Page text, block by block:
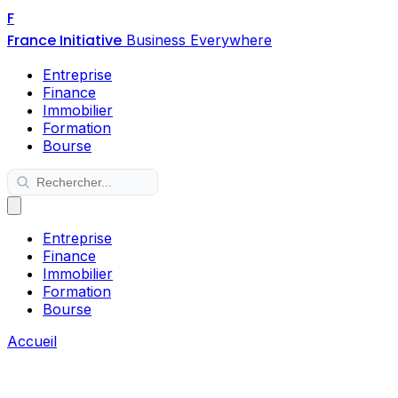
F
France Initiative Business Everywhere
Entreprise
Finance
Immobilier
Formation
Bourse
Entreprise
Finance
Immobilier
Formation
Bourse
Accueil